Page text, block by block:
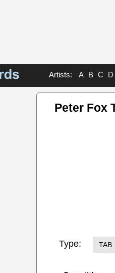
Artists: A B C D
Peter Fox
Type: TAB